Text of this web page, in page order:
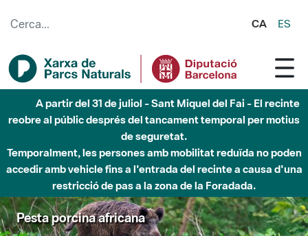
CA ES
A partir del 31 de juliol - Sant Miquel del Fai - El recinte
reobre al públic després del tancament temporal per motius
de seguretat.
Temporalment, les persones amb mobilitat reduïda no poden
accedir amb vehicle fins a l'entrada del recinte a causa d'una
restricció de pas a la zona de la Foradada.
Pesta porcina africana